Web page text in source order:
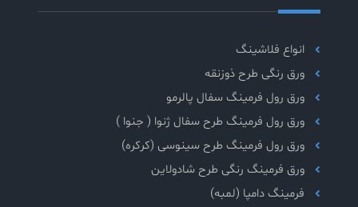
انواع فلاشینگ
ورق رنگی طرح ذوزنقه
ورق رول فرمینگ سفال پالرمو
ورق رول فرمینگ طرح سفال ژنوا ( جنوا )
ورق رول فرمینگ طرح سینوسی (کرکره)
ورق فرمینگ رنگی طرح شادولاین
فرمینگ دامپا (لمبه)